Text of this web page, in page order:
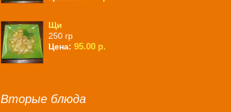
Щи
250 гр
Цена: 95.00 р.
Вторые блюда